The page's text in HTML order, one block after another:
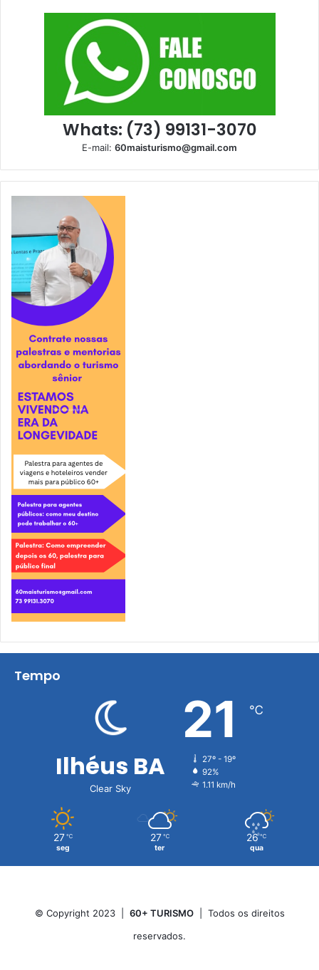
Whats: (73) 99131-3070
E-mail: 60maisturismo@gmail.com
Tempo
Ilhéus BA
Clear Sky
21 ℃
27º - 19º
92%
1.11 km/h
27 ℃
seg
27 ℃
ter
26 ℃
qua
© Copyright 2023 | 60+ TURISMO| Todos os direitos
reservados.